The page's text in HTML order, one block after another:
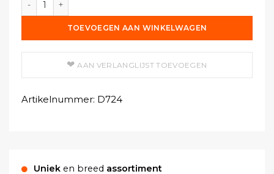
TOEVOEGEN AAN WINKELWAGEN
AAN VERLANGLIJST TOEVOEGEN
Artikelnummer: D724
Uniek en breed assortiment